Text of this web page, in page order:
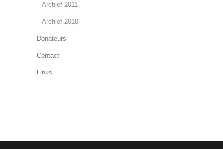
Archief 2011
Archief 2010
Donateurs
Contact
Links